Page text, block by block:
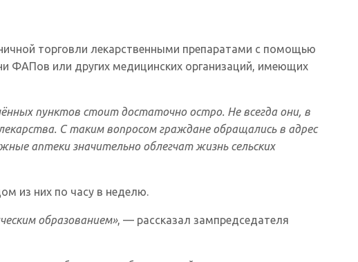
торговли лекарственными препаратами с помощью
ФАПов или других медицинских организаций, имеющих
пунктов стоит достаточно остро. Не всегда они, в
С таким вопросом граждане обращались в адрес
аптеки значительно облегчат жизнь сельских
из них по часу в неделю.
образованием», — рассказал зампредседателя